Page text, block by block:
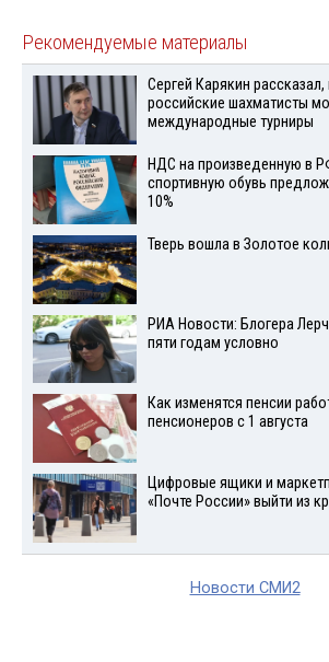
Рекомендуемые материалы
Сергей Карякин рассказал,
российские шахматисты
международные турниры
НДС на произведенную в
спортивную обувь
10%
Тверь вошла в Золотое
РИА Новости: Блогера
пяти годам условно
Как изменятся пенсии
пенсионеров с 1 августа
Цифровые ящики и
«Почте России» выйти из
Новости СМИ2